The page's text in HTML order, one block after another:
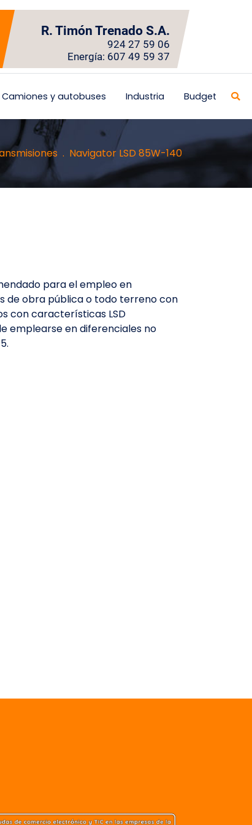
R. Timón Trenado S.A.
924 27 59 06
Energía: 607 49 59 37
Camiones y autobuses Industria Budget
Navigator LSD 85W-140
para el empleo en
de obra pública o todo terreno con
con características LSD
emplearse en diferenciales no